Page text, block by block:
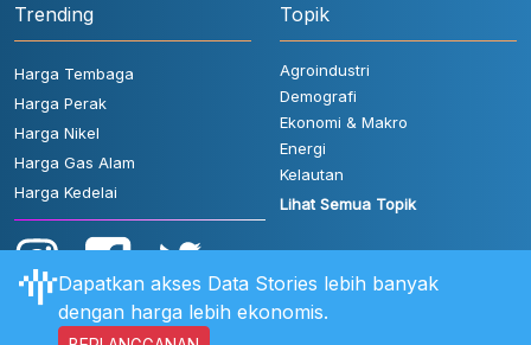
Trending
Harga Tembaga
Harga Perak
Harga Nikel
Harga Gas Alam
Harga Kedelai
Topik
Agroindustri
Demografi
Ekonomi & Makro
Energi
Kelautan
Lihat Semua Topik
Dapatkan akses Data Stories lebih banyak
dengan harga lebih ekonomis.